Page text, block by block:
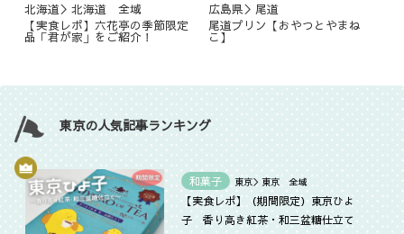
北海道＞北海道 全域
【実食レポ】六花亭の季節限定
品「君が家」をご紹介！
広島県＞尾道
尾道プリン【おやつとやまね
こ】
東京の人気記事ランキング
和菓子 東京＞東京 全域
【実食レポ】（期間限定）東京ひよ
子 香り高き紅茶・和三盆糖仕立て